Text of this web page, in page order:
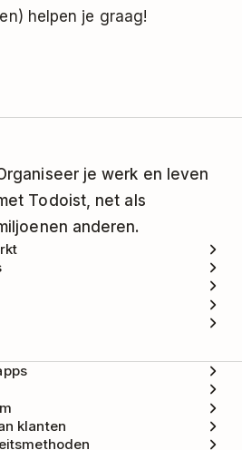
helpen je graag!
je werk en leven
Todoist, net als
anderen.
klanten